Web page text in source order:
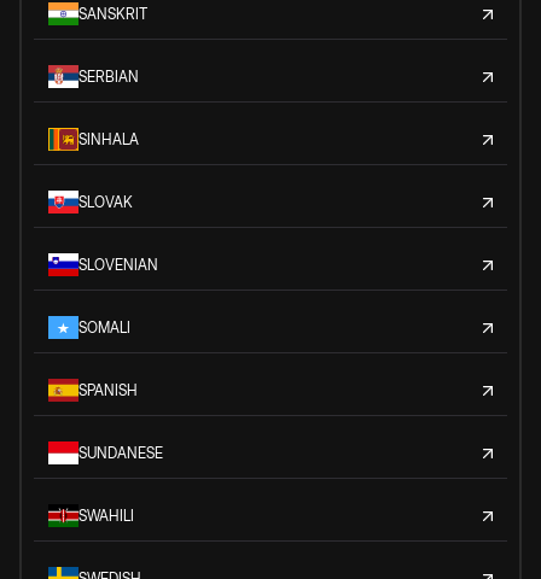
SANSKRIT
SERBIAN
SINHALA
SLOVAK
SLOVENIAN
SOMALI
SPANISH
SUNDANESE
SWAHILI